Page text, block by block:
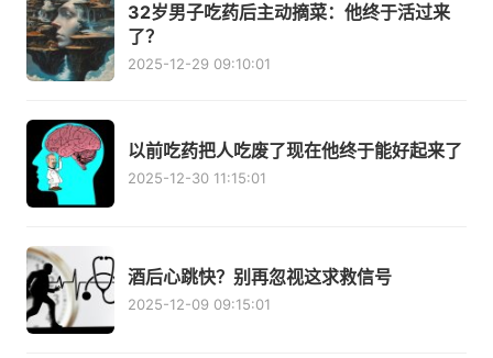
32岁男子吃药后主动摘菜：他终于活过来
了？
2025-12-29 09:10:01
以前吃药把人吃废了现在他终于能好起来了
2025-12-30 11:15:01
酒后心跳快？别再忽视这求救信号
2025-12-09 09:15:01